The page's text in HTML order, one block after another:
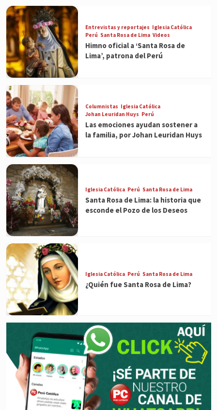
Entrevistas y reportajes Iglesia Católica
Perú Santa Rosa de Lima Videos
Himno oficial a ‘Santa Rosa de
Lima’, patrona del Perú
Columnistas Iglesia Católica
Johan Leuridan Huys Perú
Las emociones ayudan sostener a
la familia, por Johan Leuridan Huys
Iglesia Católica Perú Santa Rosa de Lima
Santa Rosa de Lima: la historia que
esconde el Pozo de los Deseos
Iglesia Católica Perú Santa Rosa de Lima
¿Quién fue Santa Rosa de Lima?